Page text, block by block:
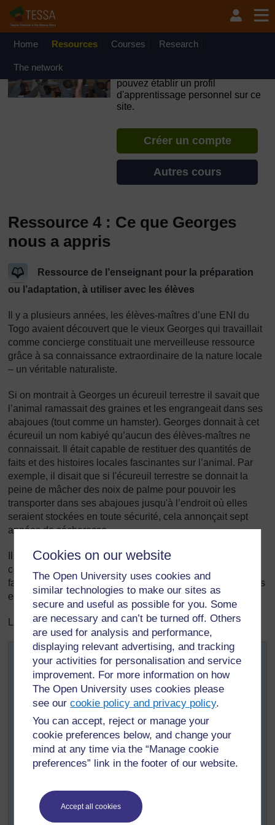
Cookies on our website
The Open University uses cookies and
similar technologies to make our sites as
secure and useful as possible for you. Some
are necessary and can’t be turned off. Others
are used for analysis and performance,
displaying relevant advertising, and tracking
your activities for personalisation and service
improvement. For more information on how
The Open University uses cookies please
see ourcookie policy and privacy policy.
You can accept, reject or manage your
cookie preferences below, and change your
mind at any time via the “Manage cookie
preferences” link in the footer of our website.
Accept all cookies
Passer au contenu principal
OpenLearn Create will be unavailable on Wednesday 12
August 2026 from 8am to 10.30am (GMT) due to routine
Home Resources Courses Research
The network
pouvez établir un profil
d'apprentissage personnel sur ce
site.
Créer un compte
Autres cours
Ressource 4 : Ce que Georges
nous a appris
Ressource de l’enseignant pour la préparation
ou l’adaptation, à utiliser avec les élèves
Il y a plusieurs années, les élèves-maîtres d’une ENI du
Togo avaient découvert que le vieux Georges qui travaillait
comme concierge constituait une merveilleuse ressource
grâce à sa connaissance extraordinaire de la nature locale
– un véritable naturaliste.
Si on montrait à Georges un écureuil terrestre il savait que
l’animal ramassait des graines et les engrangeait dans ses
abajoues (tout comme un hamster). Georges donnait à cet
écureuil un nom kabiyé qu’aucun des élèves-maîtres ne
connaissait. Il était capable de restituer des quantités de
faits et des histoires locales fascinantes sur l’animal. Par
exemple, il disait que si l'écureuil terrestre se donnait la
peine de mâcher des noix de palme pour pouvoir les
transporter dans ses abajoues jusqu'à l’endroit où elles
seraient stockées en toute sécurité, cela annonçait sept
années de sécheresse.
Il savait aussi que l'antilope pouvait voir le bout de ses
cornes directement à travers les spirales de celles-ci. Ce
fait peut se vérifier en regardant du haut de cornes montées
en trophée. On voit une ligne directe vers l'orbite de l’œil.
Les anciens élèves-maîtres se souviennent :
Nous ne l’avons pas vraiment cru quand il nous a dit
que les arbres communiquent directement avec
l’antilope mâle, lui faisant passer son chemin en lui
disant: « Vous avez pris assez de place ici, maintenant
partez ! »
Et pourtant ! Des années plus tard, lorsque nous avons
rapporté les révélations de Georges à des experts
conservateurs de la nature, ils ont ri, et nous ont appris
que, récemment, on avait découvert qu’en réponse au
se transmettaient aux plantes voisines, causant
l’antilope mâle à aller brouter ailleurs.